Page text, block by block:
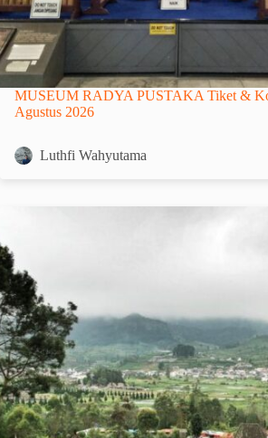
MUSEUM RADYA PUSTAKA Tiket &
Agustus 2026
Luthfi Wahyutama